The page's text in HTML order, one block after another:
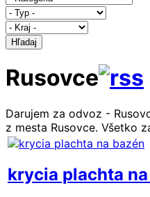
Hľadaj
Rusovce
Darujem za odvoz -
z mesta Rusovce. Všetko
krycia plachta